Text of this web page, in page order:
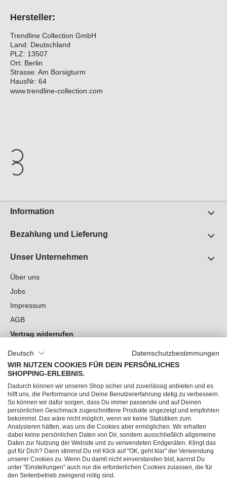
Hersteller:
Trendline Collection GmbH
Land: Deutschland
PLZ: 13507
Ort: Berlin
Strasse: Am Borsigturm
HausNr: 64
www.trendline-collection.com
Information
Bezahlung und Lieferung
Unser Unternehmen
Über uns
Jobs
Impressum
AGB
Vertrag widerrufen
Cookie-Einstellungen
Du hast Fragen?
Unsere Socials
Deutsch
Datenschutzbestimmungen
WIR NUTZEN COOKIES FÜR DEIN PERSÖNLICHES
SHOPPING-ERLEBNIS.
Dadurch können wir unseren Shop sicher und zuverlässig anbieten und es
hilft uns, die Performance und Deine Benutzererfahrung stetig zu verbessern.
So können wir dafür sorgen, dass Du immer passende und auf Deinen
persönlichen Geschmack zugeschnittene Produkte angezeigt und empfohlen
bekommst. Das wäre nicht möglich, wenn wir keine Statistiken zum
Analysieren hätten, was uns die Cookies aber ermöglichen. Wir erhalten
dabei keine persönlichen Daten von Dir, sondern ausschließlich allgemeine
Daten zur Nutzung der Website und zu verwendeten Endgeräten. Klingt das
gut für Dich? Dann stimmst Du mit Klick auf "OK, geht klar" der Verwendung
unserer Cookies zu. Wenn Du damit nicht einverstanden bist, kannst Du
unter "Einstellungen" auch nur die erforderlichen Cookies zulassen, die für
den Seitenbetrieb zwingend nötig sind.